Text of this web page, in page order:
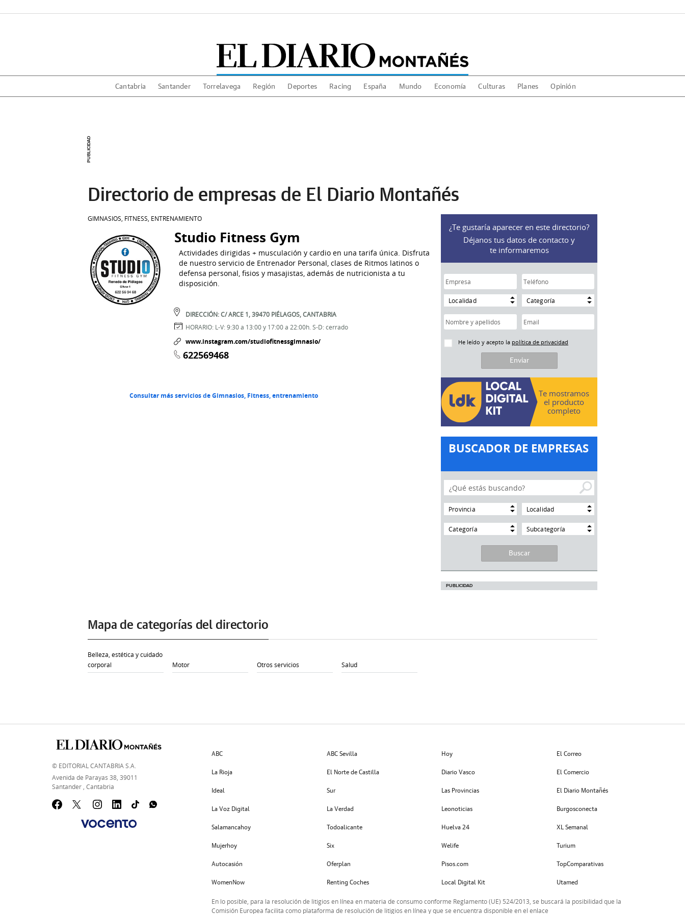
Cantabria Santander Torrelavega Región Deportes Racing España Mundo Economía Culturas Planes Opinión
Directorio de empresas de El Diario Montañés
GIMNASIOS, FITNESS, ENTRENAMIENTO
Studio Fitness Gym
Actividades dirigidas + musculación y cardio en una tarifa única. Disfruta
de nuestro servicio de Entrenador Personal, clases de Ritmos latinos o
defensa personal, fisios y masajistas, además de nutricionista a tu
disposición.
DIRECCIÓN:C/ ARCE 1,39470 PIÉLAGOS,CANTABRIA
HORARIO: L-V: 9:30 a 13:00 y 17:00 a 22:00h. S-D: cerrado
www.instagram.com/studiofitnessgimnasio/
622569468
Consultar más servicios de Gimnasios, Fitness, entrenamiento
¿Te gustaría aparecer en este directorio?
Déjanos tus datos de contacto y
te informaremos
Localidad Categoría
He leído y acepto la política de privacidad
Te mostramos
el producto
completo
BUSCADOR DE EMPRESAS
Provincia Localidad
Categoría Subcategoría
Mapa de categorías del directorio
Belleza, estética y cuidado
corporal
Motor Otros servicios Salud
© EDITORIAL CANTABRIA S.A.
Avenida de Parayas 38, 39011
Santander , Cantabria
ABC ABC Sevilla Hoy El Correo
La Rioja El Norte de Castilla Diario Vasco El Comercio
Ideal Sur Las Provincias El Diario Montañés
La Voz Digital La Verdad Leonoticias Burgosconecta
Salamancahoy Todoalicante Huelva 24 XL Semanal
Mujerhoy Six Welife Turium
Autocasión Oferplan Pisos.com TopComparativas
WomenNow Renting Coches Local Digital Kit Utamed
En lo posible, para la resolución de litigios en línea en materia de consumo conforme Reglamento (UE) 524/2013, se buscará la posibilidad que la
Comisión Europea facilita como plataforma de resolución de litigios en línea y que se encuentra disponible en el enlace